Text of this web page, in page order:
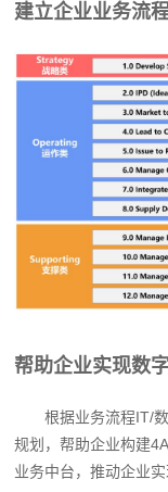
建立企业业务流
帮助企业实现数
根据业务流程IT/
规划，帮助企业构建
业务中台，推动企业实